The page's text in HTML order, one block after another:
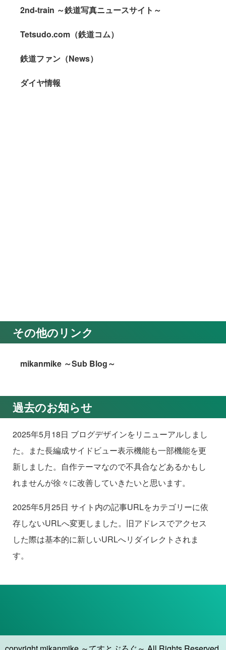
2nd-train ～鉄道写真ニュースサイト～
Tetsudo.com（鉄道コム）
鉄道ファン（News）
ダイヤ情報
その他のリンク
mikanmike ～Sub Blog～
過去のお知らせ
2025年5月18日 ブログデザインをリニューアルしまし
た。また長編成サイドビュー表示機能も一部機能を更
新しました。自作テーマなので不具合などあるかもし
れませんが徐々に改善していきたいと思います。
2025年5月25日 サイト内の記事URLをカテゴリーに依
存しないURLへ変更しました。旧アドレスでアクセス
した際は基本的に新しいURLへリダイレクトされま
す。